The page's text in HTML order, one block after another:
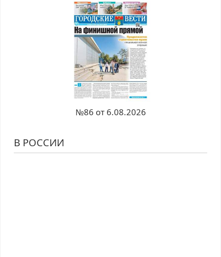
№86 от 6.08.2026
В РОССИИ